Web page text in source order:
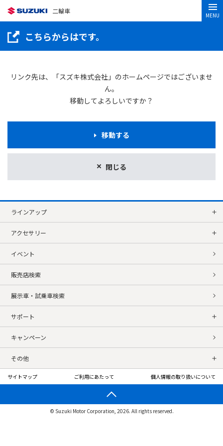
二輪車
MENU
こちらからはです。
リンク先は、「スズキ株式会社」のホームページではございませ
ん。
移動してよろしいですか？
閉じる
移動する
ラインアップ
アクセサリー
イベント
販売店検索
展示車・試乗車検索
サポート
キャンペーン
その他
サイトマップ ご利用にあたって 個人情報の取り扱いについて
© Suzuki Motor Corporation, 2026. All rights reserved.